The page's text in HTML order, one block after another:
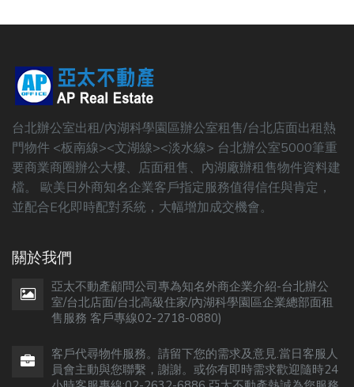
台北辦公室出租/內湖科學園區辦公室租售/台北店面出租熱
門物件 <板南線><文湖線><淡水線> 台北辦公室5000筆重
要商業商圈辦公大樓、店面租售、內湖廠辦租售物件資料建
檔。 歐美日外商知名企業客戶指定服務值得信任與肯定，
並配合E化即時配對系統，大幅增加成交機會。
關於我們
亞太不動產顧問公司專為知名外商企業介紹-台北辦公
室/台北店面/台北高級住家/內湖科學園區企業總部面租
售服務 客戶專線02-2718-0880)
客戶代尋物件服務。請留下您的需求及意見.當日客服人
員會主動與您聯繫，謝謝。或你有即時需求歡迎隨時24